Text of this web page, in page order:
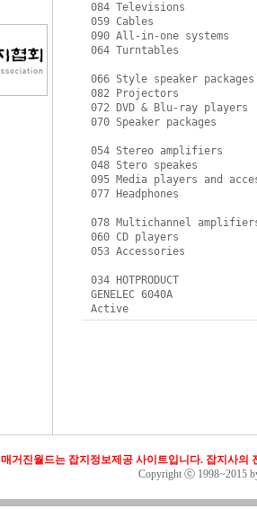
084 Televisions
059 Cables
090 All-in-one systems
064 Turntables
066 Style speaker packages
082 Projectors
072 DVD & Blu-ray players
070 Speaker packages
054 Stereo amplifiers
048 Stero speakes
095 Media players and
077 Headphones
078 Multichannel
060 CD players
053 Accessories
034 HOTPRODUCT
GENELEC 6040A
Active
매거진월드는 잡지정보제공 사이트입니다. 잡지사의
Copyright ⓒ 1998~2015